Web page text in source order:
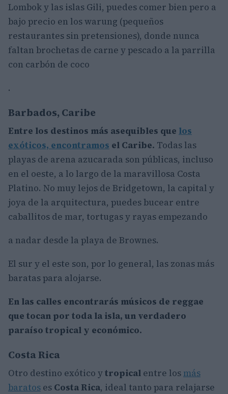
Lombok y las islas Gili, puedes comer bien pero a
bajo precio en los warung (pequeños
restaurantes sin pretensiones), donde nunca
faltan brochetas de carne y pescado a la parrilla
con carbón de coco
.
Barbados, Caribe
Entre los destinos más asequibles que los
exóticos, encontramos el Caribe. Todas las
playas de arena azucarada son públicas, incluso
en el oeste, a lo largo de la maravillosa Costa
Platino. No muy lejos de Bridgetown, la capital y
joya de la arquitectura, puedes bucear entre
caballitos de mar, tortugas y rayas empezando
a nadar desde la playa de Brownes.
El sur y el este son, por lo general, las zonas más
baratas para alojarse.
En las calles encontrarás músicos de reggae
que tocan por toda la isla, un verdadero
paraíso tropical y económico.
Costa Rica
Otro destino exótico ytropical entre los más
baratos es Costa Rica, ideal tanto para relajarse